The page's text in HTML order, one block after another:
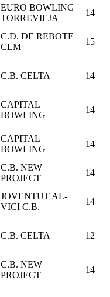
EURO BOWLING
TORREVIEJA
14
C.D. DE REBOTE
CLM
15
C.B. CELTA 14
CAPITAL
BOWLING
14
CAPITAL
BOWLING
14
C.B. NEW
PROJECT
14
JOVENTUT AL-
VICI C.B.
14
C.B. CELTA 12
C.B. NEW
PROJECT
14